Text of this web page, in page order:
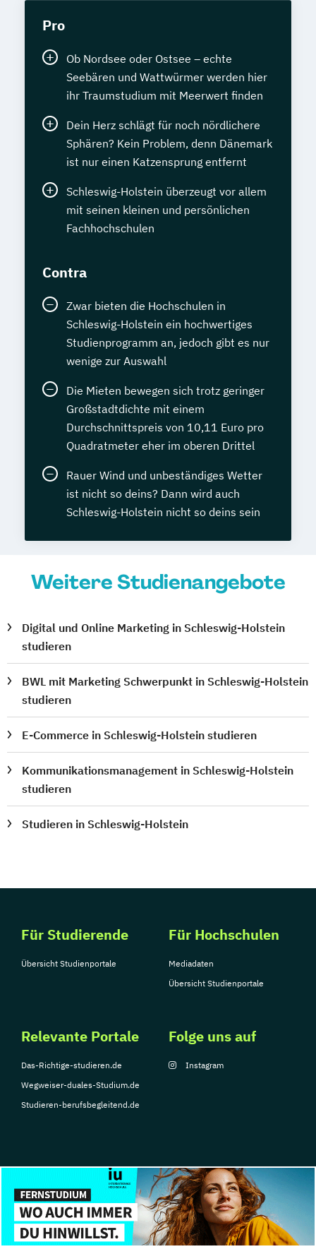
Pro
Ob Nordsee oder Ostsee – echte
Seebären und Wattwürmer werden hier
ihr Traumstudium mit Meerwert finden
Dein Herz schlägt für noch nördlichere
Sphären? Kein Problem, denn Dänemark
ist nur einen Katzensprung entfernt
Schleswig-Holstein überzeugt vor allem
mit seinen kleinen und persönlichen
Fachhochschulen
Contra
Zwar bieten die Hochschulen in
Schleswig-Holstein ein hochwertiges
Studienprogramm an, jedoch gibt es nur
wenige zur Auswahl
Die Mieten bewegen sich trotz geringer
Großstadtdichte mit einem
Durchschnittspreis von 10,11 Euro pro
Quadratmeter eher im oberen Drittel
Rauer Wind und unbeständiges Wetter
ist nicht so deins? Dann wird auch
Schleswig-Holstein nicht so deins sein
Weitere Studienangebote
Digital und Online Marketing in Schleswig-Holstein
studieren
BWL mit Marketing Schwerpunkt in Schleswig-Holstein
studieren
E-Commerce in Schleswig-Holstein studieren
Kommunikationsmanagement in Schleswig-Holstein
studieren
Studieren in Schleswig-Holstein
Für Studierende
Übersicht Studienportale
Für Hochschulen
Mediadaten
Übersicht Studienportale
Relevante Portale
Das-Richtige-studieren.de
Wegweiser-duales-Studium.de
Studieren-berufsbegleitend.de
Folge uns auf
Instagram
© Copyright 2026, TarGroup Media GmbH
Impressum
Datenschutzerklärung Nutzungsbedingungen